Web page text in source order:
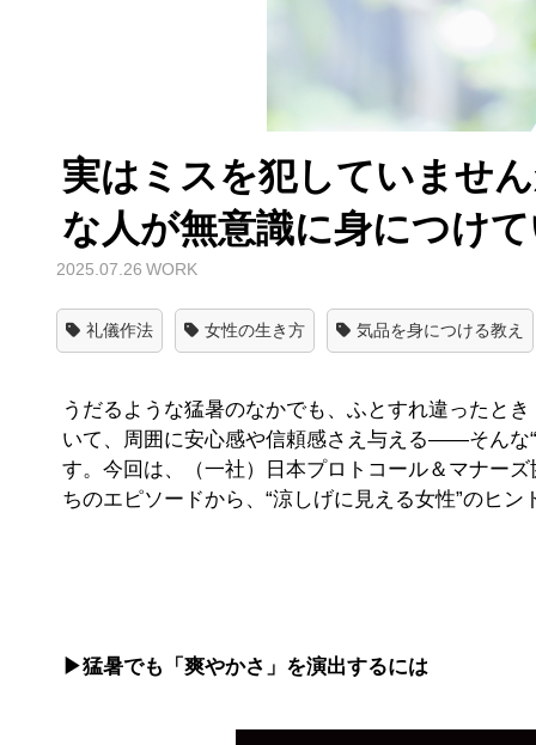
実はミスを犯していませ
な人が無意識に身につけ
2025.07.26 WORK
礼儀作法 女性の生き方 気品を身につける教え
うだるような猛暑のなかでも、ふとすれ違ったと
いて、周囲に安心感や信頼感さえ与える——そんな
す。今回は、（一社）日本プロトコール＆マナー
ちのエピソードから、“涼しげに見える女性”のヒン
▶猛暑でも「爽やかさ」を演出するには